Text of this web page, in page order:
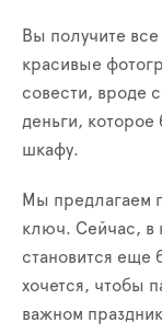
Вы получите
красивые
совести, вроде
деньги, которое
шкафу.
Мы предлагаем
ключ. Сейчас, в
становится еще
хочется, чтобы
важном